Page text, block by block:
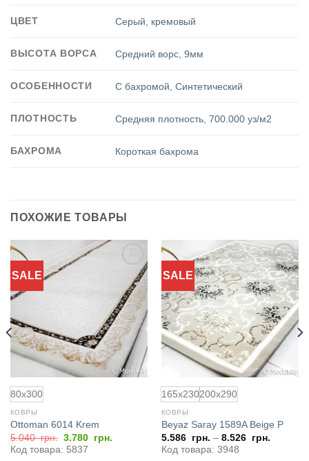
ЦВЕТ Серый кремовый
ВЫСОТА ВОРСА Средний ворс ,9мм
ОСОБЕННОСТИ С бахромой ,Синтетический
ПЛОТНОСТЬ Средняя плотность ,700.000 уз/м2
БАХРОМА Короткая бахрома
ПОХОЖИЕ ТОВАРЫ
SALE
Добавить
избранное
80x300
КОВРЫ
Ottoman 6014 Krem
5.040грн. Первоначальная
цена
составляла
3.780 грн.
Код товара: 5837
SALE
Добавить
в
избранное
165x230200x290
КОВРЫ
Beyaz Saray 1589A Beige P
5.586 грн. – 8.526 грн.
Код товара: 3948